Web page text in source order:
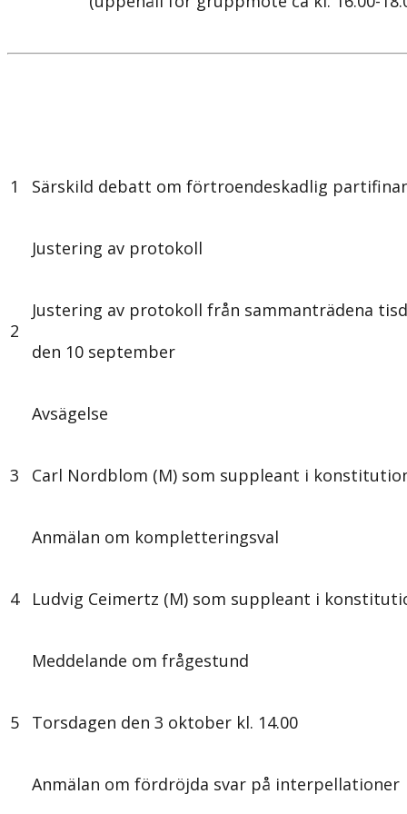
1 Särskild debatt om förtroendeskadlig
Justering av protokoll
2
Justering av protokoll från sammanträdena
den 10 september
Avsägelse
3 Carl Nordblom (M) som suppleant i
Anmälan om kompletteringsval
4 Ludvig Ceimertz (M) som suppleant i
Meddelande om frågestund
5 Torsdagen den 3 oktober kl. 14.00
Anmälan om fördröjda svar på interpellationer